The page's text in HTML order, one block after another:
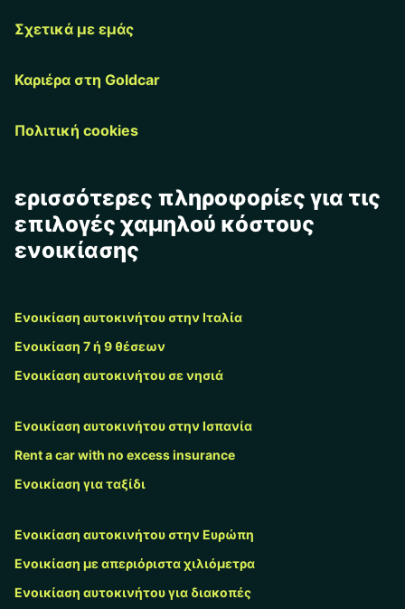
Σχετικά με εμάς
Καριέρα στη Goldcar
Πολιτική cookies
ερισσότερες πληροφορίες για τις
επιλογές χαμηλού κόστους
ενοικίασης
Ενοικίαση αυτοκινήτου στην Ιταλία
Ενοικίαση 7 ή 9 θέσεων
Ενοικίαση αυτοκινήτου σε νησιά
Ενοικίαση αυτοκινήτου στην Ισπανία
Rent a car with no excess insurance
Ενοικίαση για ταξίδι
Ενοικίαση αυτοκινήτου στην Ευρώπη
Ενοικίαση με απεριόριστα χιλιόμετρα
Ενοικίαση αυτοκινήτου για διακοπές